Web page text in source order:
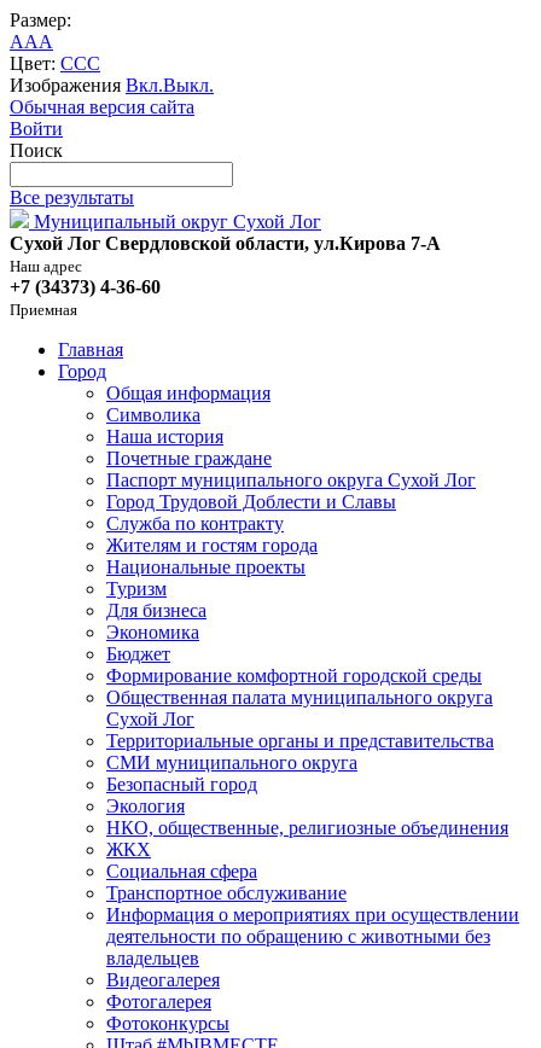
Размер:
AAA
Цвет: CCC
Изображения Вкл.Выкл.
Обычная версия сайта
Войти
Поиск
Все результаты
Муниципальный округ Сухой Лог
Сухой Лог Свердловской области, ул.Кирова 7-А
Наш адрес
+7 (34373) 4-36-60
Приемная
Главная
Город
Общая информация
Символика
Наша история
Почетные граждане
Паспорт муниципального округа Сухой Лог
Город Трудовой Доблести и Славы
Служба по контракту
Жителям и гостям города
Национальные проекты
Туризм
Для бизнеса
Экономика
Бюджет
Формирование комфортной городской среды
Общественная палата муниципального округа
Сухой Лог
Территориальные органы и представительства
СМИ муниципального округа
Безопасный город
Экология
НКО, общественные, религиозные объединения
ЖКХ
Социальная сфера
Транспортное обслуживание
Информация о мероприятиях при осуществлении
деятельности по обращению с животными без
владельцев
Видеогалерея
Фотогалерея
Фотоконкурсы